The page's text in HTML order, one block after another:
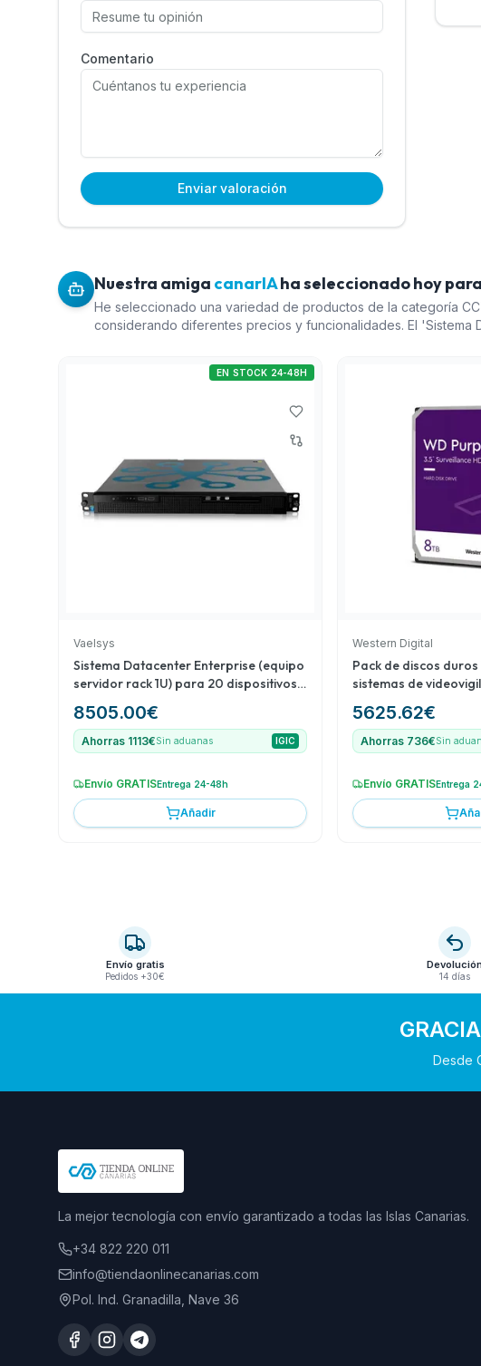
Comentario
Enviar valoración
Nuestra amiga canarIAha seleccionado hoy
He seleccionado una variedad de productos de la categoría
considerando diferentes precios y funcionalidades. El 'Sistema
capacidad de ampliación. El 'Pack de discos duros WD Purple'
complemento necesario para cualquier sistema de
opción económica y versátil para conteo de objetos o personas.
seleccioné el 'Equipo servidor de reconocimiento de
una solución especializada y única para la gestión de matrículas.
productos ofrecen una buena relación calidad-precio y son
complementarios en un sistema integral de seguridad.
Vaelsys
Sistema Datacenter Enterprise (equipo
servidor rack 1U) para 20 dispositivos
8505.00€
EN STOCK 24-48H
Ahorras 1113€Sin aduanas IGIC
Envío GRATISEntrega 24-48h
Añadir
Western Digital
Pack de discos
sistemas de
5625.62€
Ahorras 736€Sin
Envío GRATISEntrega
Envío gratis
Pedidos +30€ 14 días
Desde
La mejor tecnología con envío garantizado a todas las Islas Canarias.
+34 822 220 011
info@tiendaonlinecanarias.com
Pol. Ind. Granadilla, Nave 36